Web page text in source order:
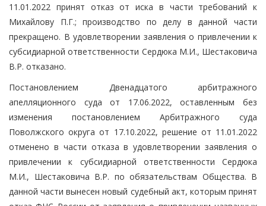
11.01.2022 принят отказ от иска в части требований к
Михайлову П.Г.; производство по делу в данной части
прекращено. В удовлетворении заявления о привлечении к
субсидиарной ответственности Сердюка М.И., Шестаковича
В.Р. отказано.
Постановлением Двенадцатого арбитражного
апелляционного суда от 17.06.2022, оставленным без
изменения постановлением Арбитражного суда
Поволжского округа от 17.10.2022, решение от 11.01.2022
отменено в части отказа в удовлетворении заявления о
привлечении к субсидиарной ответственности Сердюка
М.И., Шестаковича В.Р. по обязательствам Общества. В
данной части вынесен новый судебный акт, которым принят